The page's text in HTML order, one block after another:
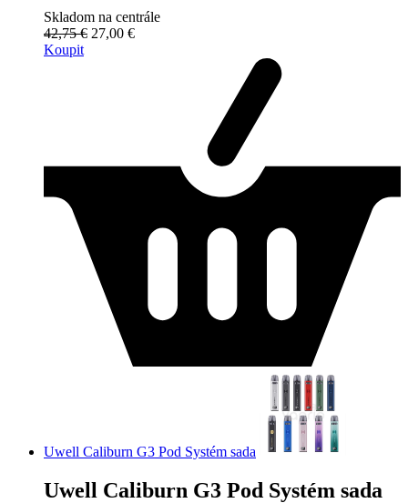
Skladom na centrále
42,75 € 27,00 €
Koupit
Uwell Caliburn G3 Pod Systém sada
Uwell Caliburn G3 Pod Systém sada